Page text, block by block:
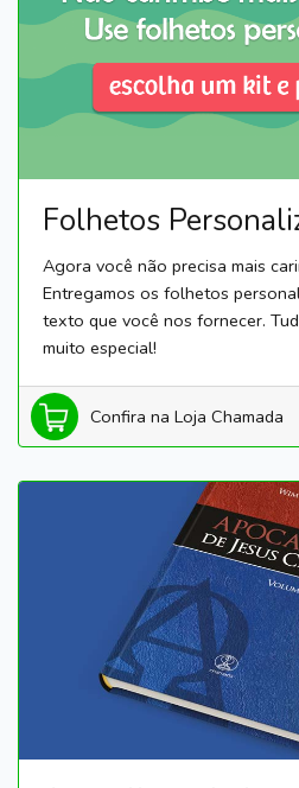
Folhetos
Agora você não precisa mais
Entregamos os folhetos
texto que você nos fornecer.
muito especial!
Confira na Loja Chamada